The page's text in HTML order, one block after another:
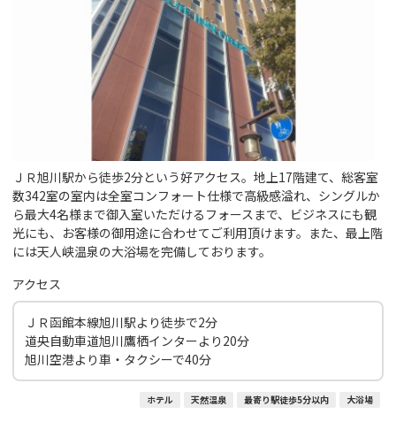
ＪＲ旭川駅から徒歩2分という好アクセス。地上17階建て、総客室
数342室の室内は全室コンフォート仕様で高級感溢れ、シングルか
ら最大4名様まで御入室いただけるフォースまで、ビジネスにも観
光にも、お客様の御用途に合わせてご利用頂けます。また、最上階
には天人峡温泉の大浴場を完備しております。
アクセス
ＪＲ函館本線旭川駅より徒歩で2分
道央自動車道旭川鷹栖インターより20分
旭川空港より車・タクシーで40分
ホテル 天然温泉 最寄り駅徒歩5分以内 大浴場